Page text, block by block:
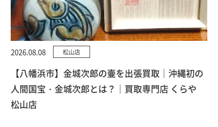
2026.08.08 松山店
【八幡浜市】金城次郎の壷を出張買取｜沖縄初の
人間国宝・金城次郎とは？｜買取専門店 くらや
松山店